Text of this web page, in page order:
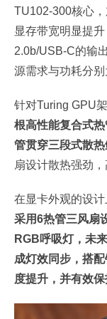
TU102-300核心
显存带宽明显提
2.0b/USB-C的输
源需求与功耗分别
针对Turing GPU
根高性能复合式
管贯穿三段式散热
扇设计散热强劲，
在显卡外观的设计
采用6热管三风扇
RGB呼吸灯，未
成灯效同步，搭
度提升，并有效保